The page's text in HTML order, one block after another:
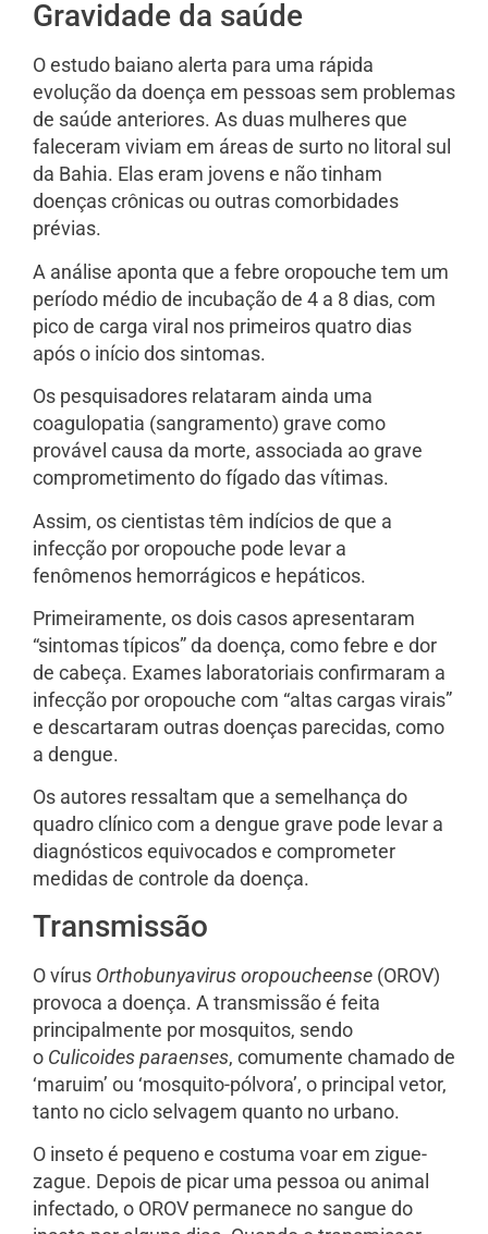
Gravidade da saúde
O estudo baiano alerta para uma rápida
evolução da doença em pessoas sem problemas
de saúde anteriores. As duas mulheres que
faleceram viviam em áreas de surto no litoral sul
da Bahia. Elas eram jovens e não tinham
doenças crônicas ou outras comorbidades
prévias.
A análise aponta que a febre oropouche tem um
período médio de incubação de 4 a 8 dias, com
pico de carga viral nos primeiros quatro dias
após o início dos sintomas.
Os pesquisadores relataram ainda uma
coagulopatia (sangramento) grave como
provável causa da morte, associada ao grave
comprometimento do fígado das vítimas.
Assim, os cientistas têm indícios de que a
infecção por oropouche pode levar a
fenômenos hemorrágicos e hepáticos.
Primeiramente, os dois casos apresentaram
“sintomas típicos” da doença, como febre e dor
de cabeça. Exames laboratoriais confirmaram a
infecção por oropouche com “altas cargas virais”
e descartaram outras doenças parecidas, como
a dengue.
Os autores ressaltam que a semelhança do
quadro clínico com a dengue grave pode levar a
diagnósticos equivocados e comprometer
medidas de controle da doença.
Transmissão
O vírus Orthobunyavirus oropoucheense (OROV)
provoca a doença. A transmissão é feita
principalmente por mosquitos, sendo
o Culicoides paraenses, comumente chamado de
‘maruim’ ou ‘mosquito-pólvora’, o principal vetor,
tanto no ciclo selvagem quanto no urbano.
O inseto é pequeno e costuma voar em zigue-
zague. Depois de picar uma pessoa ou animal
infectado, o OROV permanece no sangue do